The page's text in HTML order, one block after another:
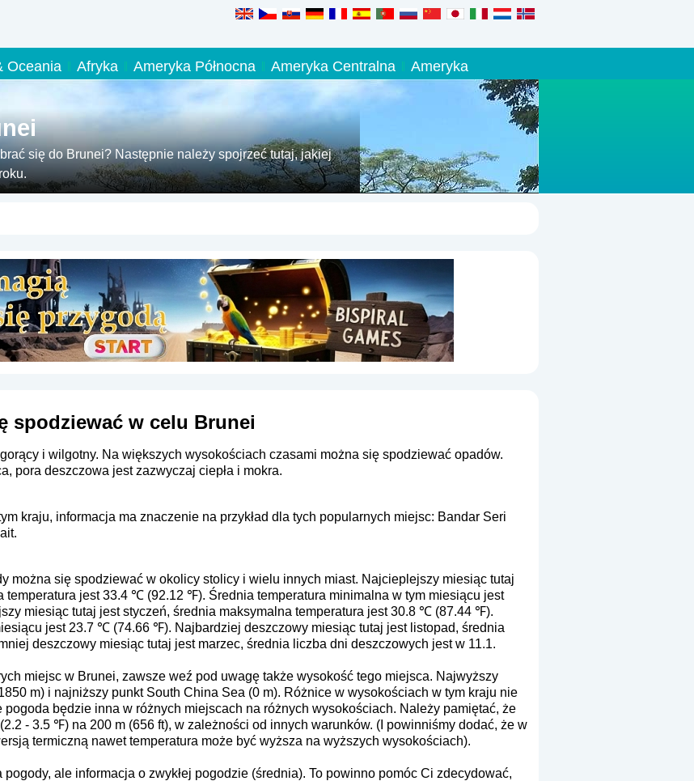
Oceania Afryka Ameryka Północna Ameryka Centralna
Ameryka
się do Brunei? Następnie należy spojrzeć tutaj, jakiej
spodziewać w celu Brunei
i wilgotny. Na większych wysokościach czasami można się spodziewać opadów.
pora deszczowa jest zazwyczaj ciepła i mokra.
kraju, informacja ma znaczenie na przykład dla tych popularnych miejsc: Bandar Seri
można się spodziewać w okolicy stolicy i wielu innych miast. Najcieplejszy miesiąc tutaj
temperatura jest 33.4 ℃ (92.12 ℉). Średnia temperatura minimalna w tym miesiącu jest
miesiąc tutaj jest styczeń, średnia maksymalna temperatura jest 30.8 ℃ (87.44 ℉).
jest 23.7 ℃ (74.66 ℉). Najbardziej deszczowy miesiąc tutaj jest listopad, średnia
deszczowy miesiąc tutaj jest marzec, średnia liczba dni deszczowych jest w 11.1.
miejsc w Brunei, zawsze weź pod uwagę także wysokość tego miejsca. Najwyższy
m) i najniższy punkt South China Sea (0 m). Różnice w wysokościach w tym kraju nie
będzie inna w różnych miejscach na różnych wysokościach. Należy pamiętać, że
- 3.5 ℉) na 200 m (656 ft), w zależności od innych warunków. (I powinniśmy dodać, że w
termiczną nawet temperatura może być wyższa na wyższych wysokościach).
ale informacja o zwykłej pogodzie (średnia). To powinno pomóc Ci zdecydować,